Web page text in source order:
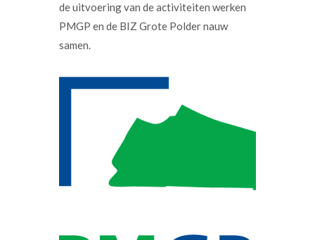
de uitvoering van de activiteiten werken
PMGP en de BIZ Grote Polder nauw
samen.